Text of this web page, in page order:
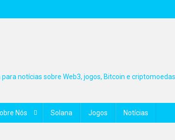
notícias sobre Web3, jogos, Bitcoin e
Nós Solana Jogos Notícias